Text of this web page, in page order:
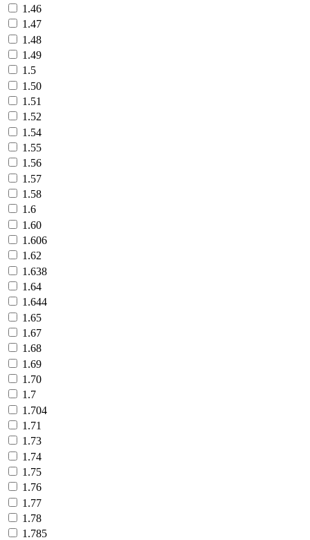
1.46
1.47
1.48
1.49
1.5
1.50
1.51
1.52
1.54
1.55
1.56
1.57
1.58
1.6
1.60
1.606
1.62
1.638
1.64
1.644
1.65
1.67
1.68
1.69
1.70
1.7
1.704
1.71
1.73
1.74
1.75
1.76
1.77
1.78
1.785